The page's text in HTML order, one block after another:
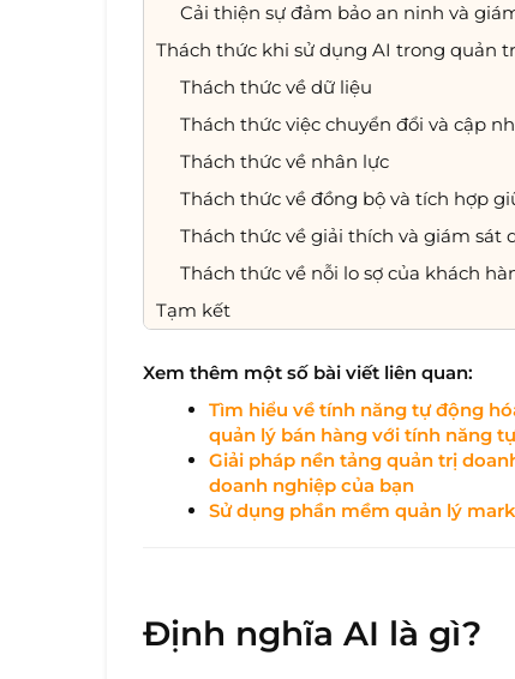
Cải thiện sự đảm bảo an ninh và
Thách thức khi sử dụng AI trong quản
Thách thức về dữ liệu
Thách thức việc chuyển đổi và cập
Thách thức về nhân lực
Thách thức về đồng bộ và tích hợp
Thách thức về giải thích và giám
Thách thức về nỗi lo sợ của khách
Tạm kết
Xem thêm một số bài viết liên quan:
Tìm hiểu về tính năng tự động
quản lý bán hàng với tính năng
Giải pháp nền tảng quản trị
doanh nghiệp của bạn​
Sử dụng phần mềm quản lý
Định nghĩa AI là gì?